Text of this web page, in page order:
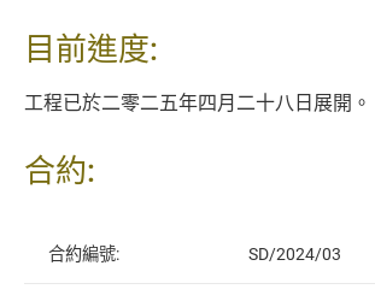
目前進度:
工程已於二零二五年四月二十八日展開。
合約:
合約編號: SD/2024/03